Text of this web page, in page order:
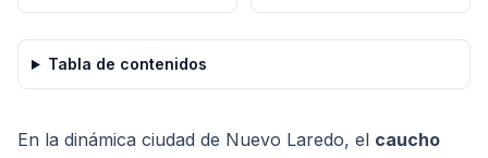
Tabla de contenidos
En la dinámica ciudad de Nuevo Laredo, el caucho